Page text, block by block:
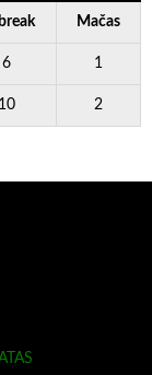
Mačas
6 1
10 2